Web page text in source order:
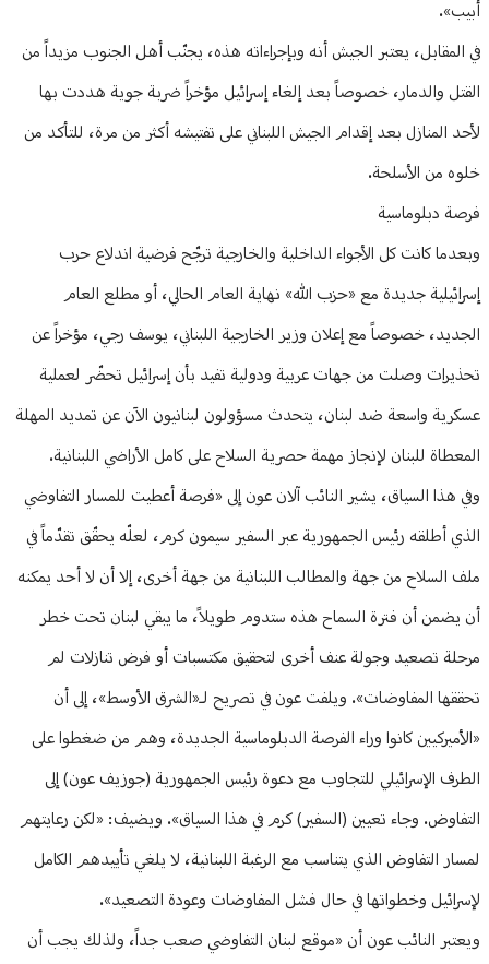
أبيب».
في المقابل، يعتبر الجيش أنه وبإجراءاته هذه، يجنّب أهل الجنوب مزيداً من
القتل والدمار، خصوصاً بعد إلغاء إسرائيل مؤخراً ضربة جوية هددت بها
لأحد المنازل بعد إقدام الجيش اللبناني على تفتيشه أكثر من مرة، للتأكد من
خلوه من الأسلحة.
فرصة دبلوماسية
وبعدما كانت كل الأجواء الداخلية والخارجية ترجّح فرضية اندلاع حرب
إسرائيلية جديدة مع «حزب الله» نهاية العام الحالي، أو مطلع العام
الجديد، خصوصاً مع إعلان وزير الخارجية اللبناني، يوسف رجي، مؤخراً عن
تحذيرات وصلت من جهات عربية ودولية تفيد بأن إسرائيل تحضّر لعملية
عسكرية واسعة ضد لبنان، يتحدث مسؤولون لبنانيون الآن عن تمديد المهلة
المعطاة للبنان لإنجاز مهمة حصرية السلاح على كامل الأراضي اللبنانية.
وفي هذا السياق، يشير النائب آلان عون إلى «فرصة أعطيت للمسار التفاوضي
الذي أطلقه رئيس الجمهورية عبر السفير سيمون كرم، لعلّه يحقّق تقدّماً في
ملف السلاح من جهة والمطالب اللبنانية من جهة أخرى، إلا أن لا أحد يمكنه
أن يضمن أن فترة السماح هذه ستدوم طويلاً، ما يبقي لبنان تحت خطر
مرحلة تصعيد وجولة عنف أخرى لتحقيق مكتسبات أو فرض تنازلات لم
تحققها المفاوضات». ويلفت عون في تصريح لـ«الشرق الأوسط»، إلى أن
«الأميركيين كانوا وراء الفرصة الدبلوماسية الجديدة، وهم من ضغطوا على
الطرف الإسرائيلي للتجاوب مع دعوة رئيس الجمهورية (جوزيف عون) إلى
التفاوض. وجاء تعيين (السفير) كرم في هذا السياق». ويضيف: «لكن رعايتهم
لمسار التفاوض الذي يتناسب مع الرغبة اللبنانية، لا يلغي تأييدهم الكامل
لإسرائيل وخطواتها في حال فشل المفاوضات وعودة التصعيد».
ويعتبر النائب عون أن «موقع لبنان التفاوضي صعب جداً، ولذلك يجب أن